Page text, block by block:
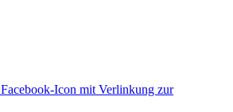
Facebook-Icon mit Verlinkung zur